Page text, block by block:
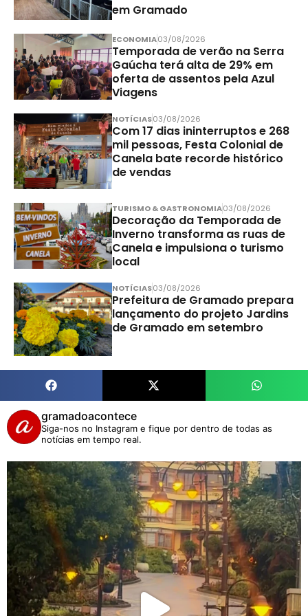
em Gramado
ECONOMIA03/08/2026
Temporada de verão na Serra
Gaúcha terá alta de 29% em
oferta de assentos pela Azul
Viagens
NOTÍCIAS03/08/2026
Com 17 dias ininterruptos e 268
mil pessoas, Festa Colonial de
Canela bate recorde histórico
de vendas
TURISMO & GASTRONOMIA03/08/2026
Decoração da Temporada de
Inverno transforma as ruas de
Canela e impulsiona o turismo
local
NOTÍCIAS03/08/2026
Prefeitura de Gramado prepara
lançamento do projeto Jardins
de Gramado em setembro
gramadoacontece
Siga-nos no Instagram e fique por dentro de todas as
notícias em tempo real.